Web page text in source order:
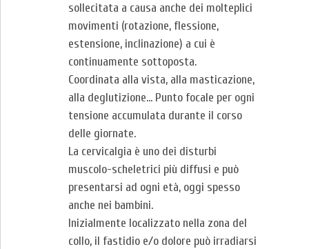
sollecitata a causa anche dei molteplici
movimenti (rotazione, flessione,
estensione, inclinazione) a cui è
continuamente sottoposta.
Coordinata alla vista, alla masticazione,
alla deglutizione… Punto focale per ogni
tensione accumulata durante il corso
delle giornate.
La cervicalgia è uno dei disturbi
muscolo-scheletrici più diffusi e può
presentarsi ad ogni età, oggi spesso
anche nei bambini.
Inizialmente localizzato nella zona del
collo, il fastidio e/o dolore può irradiarsi